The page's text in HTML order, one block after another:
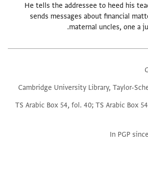
He tells the addressee to heed his
sends messages about financial
maternal uncles, one a
Cambridge University Library, Taylor-
TS Arabic Box 54, fol. 40; TS Arabic Box
In PGP